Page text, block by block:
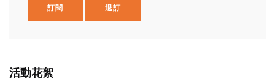
訂閱 退訂
活動花絮